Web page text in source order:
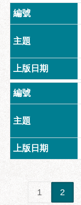
治
廉
政
園
地
便
民
服
挖
資
訊
1 2